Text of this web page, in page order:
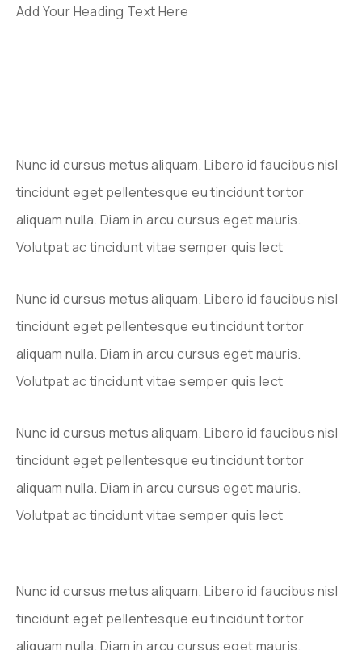
Add Your Heading Text Here
Nunc id cursus metus aliquam. Libero id faucibus nisl
tincidunt eget pellentesque eu tincidunt tortor
aliquam nulla. Diam in arcu cursus eget mauris.
Volutpat ac tincidunt vitae semper quis lect
Nunc id cursus metus aliquam. Libero id faucibus nisl
tincidunt eget pellentesque eu tincidunt tortor
aliquam nulla. Diam in arcu cursus eget mauris.
Volutpat ac tincidunt vitae semper quis lect
Nunc id cursus metus aliquam. Libero id faucibus nisl
tincidunt eget pellentesque eu tincidunt tortor
aliquam nulla. Diam in arcu cursus eget mauris.
Volutpat ac tincidunt vitae semper quis lect
Nunc id cursus metus aliquam. Libero id faucibus nisl
tincidunt eget pellentesque eu tincidunt tortor
aliquam nulla. Diam in arcu cursus eget mauris.